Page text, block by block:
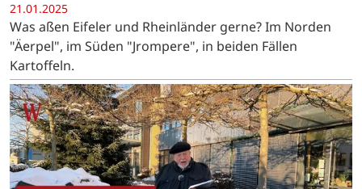
21.01.2025
Was aßen Eifeler und Rheinländer gerne? Im Norden
"Äerpel", im Süden "Jrompere", in beiden Fällen
Kartoffeln.